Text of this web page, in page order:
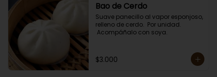
Bao de Cerdo
Suave panecillo al vapor esponjoso,
relleno de cerdo.  Por unidad.
Acompáñalo con soya.
$3.000